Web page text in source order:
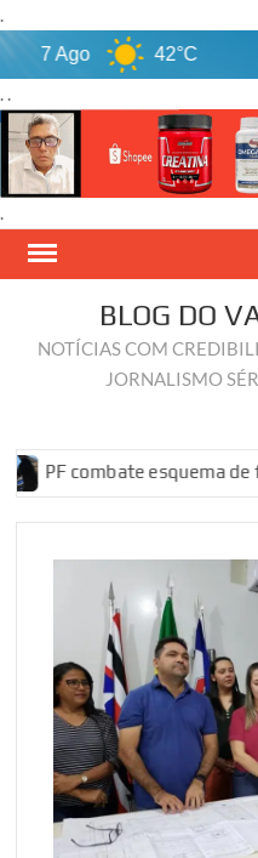
.
7 Ago 42°C
. .
.
Skip
BLOG DO
NOTÍCIAS COM
JORNALISMO
combate esquema de